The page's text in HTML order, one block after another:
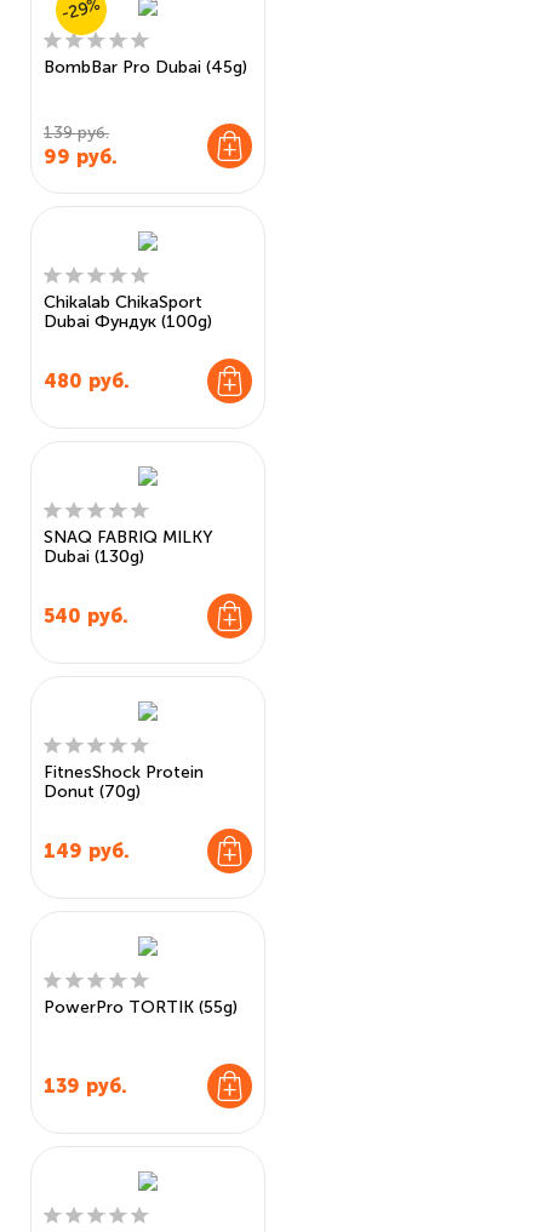
BombBar Pro Dubai (45g)
139 руб.
99 руб.
-29%
Chikalab ChikaSport
Dubai Фундук (100g)
480 руб.
SNAQ FABRIQ MILKY
Dubai (130g)
540 руб.
FitnesShock Protein
Donut (70g)
149 руб.
PowerPro TORTIK (55g)
139 руб.